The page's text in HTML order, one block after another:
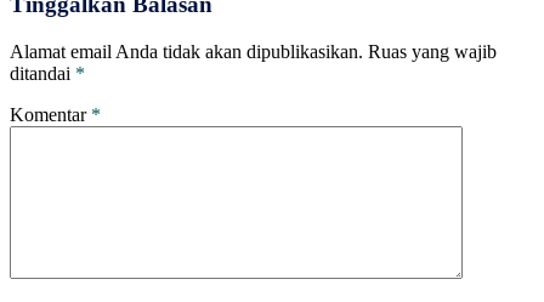
Alamat email Anda tidak akan dipublikasikan. Ruas yang wajib
ditandai *
Komentar *